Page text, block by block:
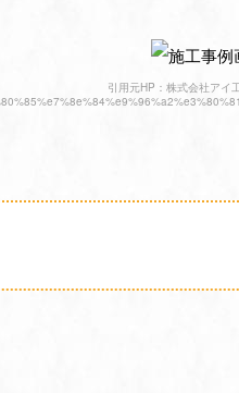
引用元HP：株式会社アイ